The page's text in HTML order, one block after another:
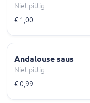
Niet pittig
€ 1,00
Andalouse saus
Niet pittig
€ 0,99